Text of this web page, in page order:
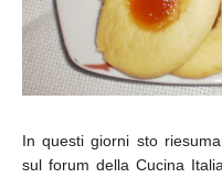
In questi giorni sto
sul forum della Cucina